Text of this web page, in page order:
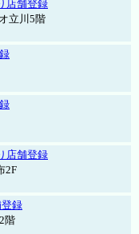
店舗登録
立川5階
店舗登録
2F
録
階